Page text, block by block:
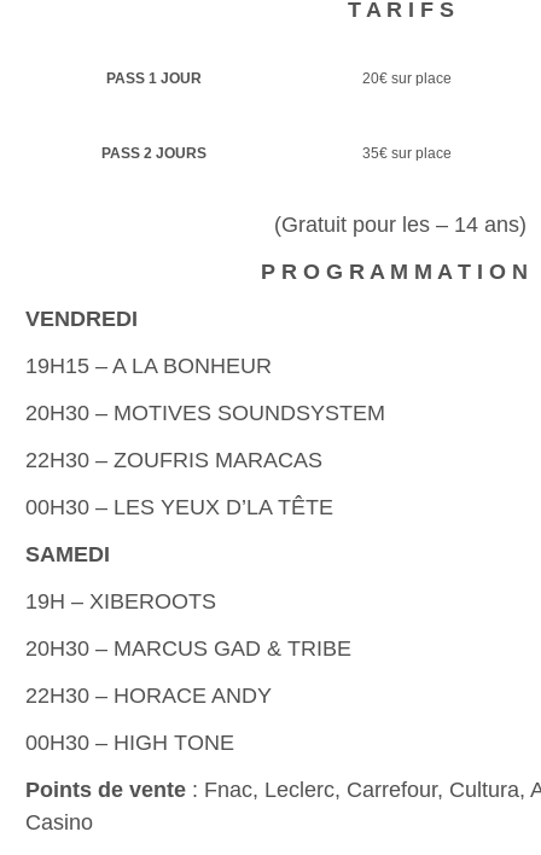
T A R I F S
PASS 1 JOUR 20€ sur place
PASS 2 JOURS 35€ sur place
(Gratuit pour les – 14 ans)
P R O G R A M M A T I O N
VENDREDI
19H15 – A LA BONHEUR
20H30 – MOTIVES SOUNDSYSTEM
22H30 – ZOUFRIS MARACAS
00H30 – LES YEUX D’LA TÊTE
SAMEDI
19H – XIBEROOTS
20H30 – MARCUS GAD & TRIBE
22H30 – HORACE ANDY
00H30 – HIGH TONE
Points de vente : Fnac, Leclerc, Carrefour, Cultura,
Casino